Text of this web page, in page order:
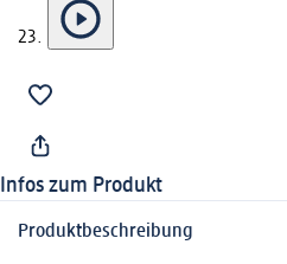
Infos zum Produkt
Produktbeschreibung